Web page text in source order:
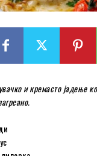
и кремасто јадење